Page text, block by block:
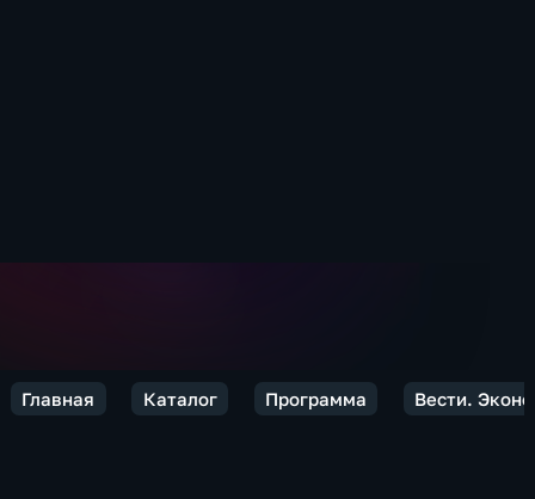
Главная Каталог Программа Вести.